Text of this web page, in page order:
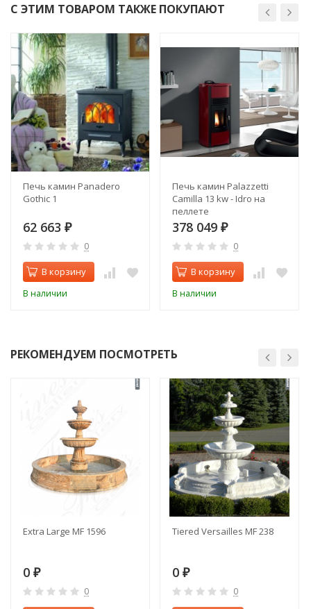
С ЭТИМ ТОВАРОМ ТАКЖЕ ПОКУПАЮТ
Печь камин Panadero
Gothic 1
62 663 ₽
0
В корзину
В наличии
Печь камин Palazzetti
Camilla 13 kw - Idro на
пеллете
378 049 ₽
0
В корзину
В наличии
РЕКОМЕНДУЕМ ПОСМОТРЕТЬ
Extra Large MF 1596
0 ₽
0
Tiered Versailles MF 238
0 ₽
0